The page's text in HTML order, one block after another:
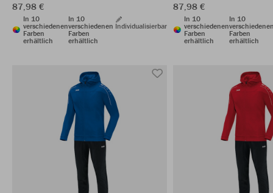
87,98 €
In 10
verschiedenen
Farben
erhältlich
In 10
verschiedenen
Farben
erhältlich
Individualisierbar
87,98 €
In 10
verschiedenen
Farben
erhältlich
In 10
Farben
erhältlich